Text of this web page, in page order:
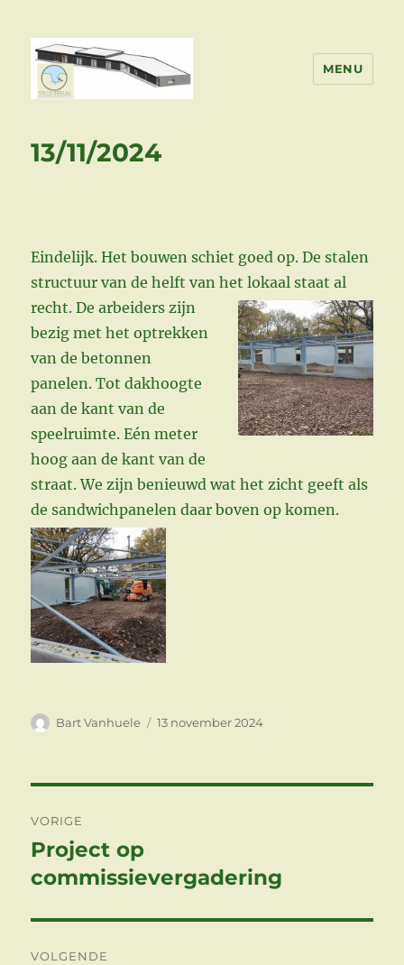
MENU
13/11/2024
Eindelijk. Het bouwen schiet goed op. De stalen
structuur van de helft van het lokaal staat al
recht.De arbeiders zijn
bezig met het optrekken
van de betonnen
panelen. Tot dakhoogte
aan de kant van de
speelruimte. Eén meter
hoog aan de kant van de
straat. We zijn benieuwd wat het zicht geeft als
de sandwichpanelen daar boven op komen.
Auteur
Bart Vanhuele
Gepubliceerd
13 november 2024
VORIGE
Vorig
bericht:
Project op
commissievergadering
VOLGENDE